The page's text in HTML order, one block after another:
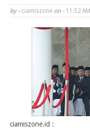
by - ciamiszone on - 11:52 AM
ciamiszone.id :